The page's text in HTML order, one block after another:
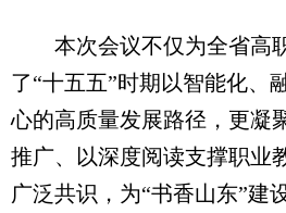
本次会议不仅为全省高
了“十五五”时期以智能化、
心的高质量发展路径，更凝
推广、以深度阅读支撑职业
广泛共识，为“书香山东”建